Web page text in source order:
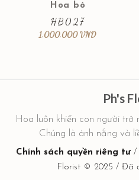
Hoa bó
HB027
1.000.000VND
Ph's
Hoa luôn khiến con người trở
Chúng là ánh nắng và
Chính sách quyền riêng tư/
Florist © 2025 / Đã